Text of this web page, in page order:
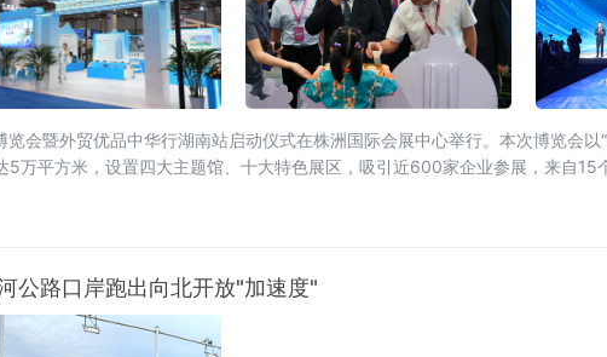
会暨外贸优品中华行湖南站启动仪式在株洲国际会展中心举行。本次博览会
5万平方米，设置四大主题馆、十大特色展区，吸引近600家企业参展，来自15
公路口岸跑出向北开放"加速度"